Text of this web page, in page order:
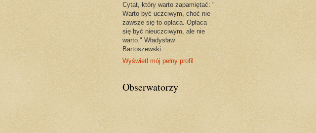
Cytat, który warto zapamiętać: "
Warto być uczciwym, choć nie
zawsze się to opłaca. Opłaca
się być nieuczciwym, ale nie
warto." Władysław
Bartoszewski.
Wyświetl mój pełny profil
Obserwatorzy